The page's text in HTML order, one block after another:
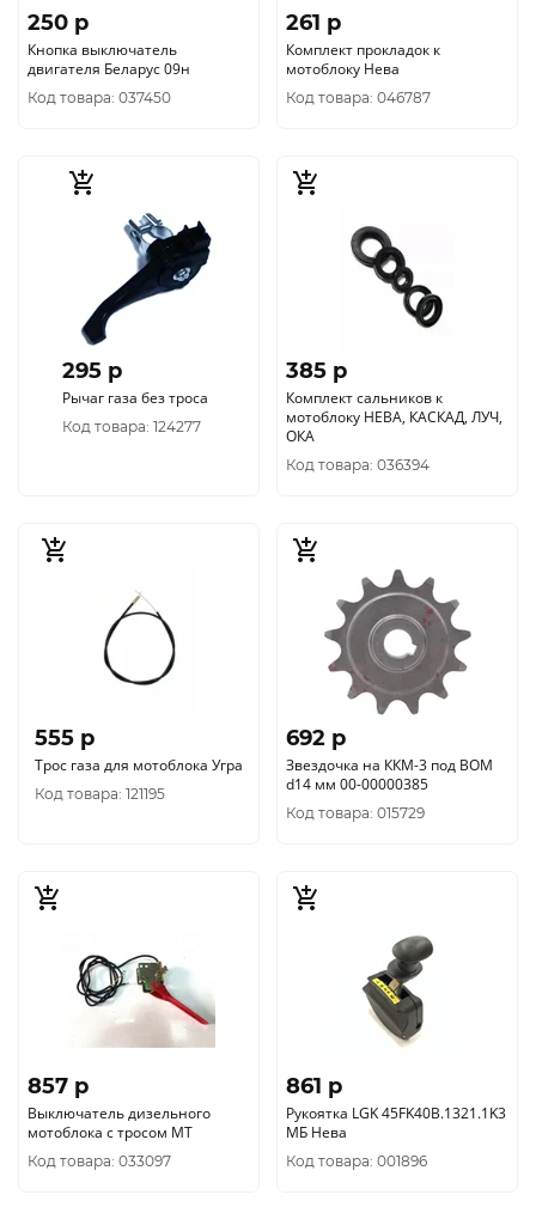
250 p
Кнопка выключатель
двигателя Беларус 09н
Код товара: 037450
261 p
Комплект прокладок к
мотоблоку Нева
Код товара: 046787
295 p
Рычаг газа без троса
Код товара: 124277
385 p
Комплект сальников к
мотоблоку НЕВА, КАСКАД, ЛУЧ,
ОКА
Код товара: 036394
555 p
Трос газа для мотоблока Угра
Код товара: 121195
692 p
Звездочка на ККМ-3 под ВОМ
d14 мм 00-00000385
Код товара: 015729
857 p
Выключатель дизельного
мотоблока с тросом МТ
Код товара: 033097
861 p
Рукоятка LGK 45FK40B.1321.1K3
МБ Нева
Код товара: 001896